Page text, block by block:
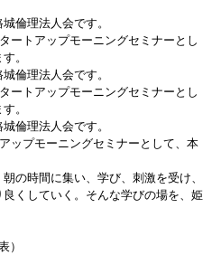
倫理法人会です。
ートアップモーニングセミナーとし
。
倫理法人会です。
ートアップモーニングセミナーとし
。
倫理法人会です。
ップモーニングセミナーとして、本
の時間に集い、学び、刺激を受け、
くしていく。そんな学びの場を、姫
）